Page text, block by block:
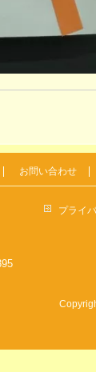
お問い合わせ
プライ